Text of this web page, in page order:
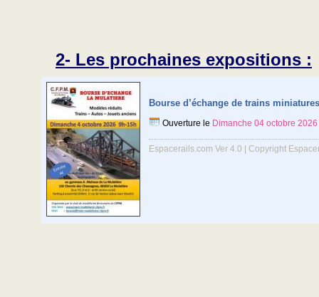
2- Les prochaines expositions :
Bourse d’échange de trains
Ouverture le Dimanche 04 octobre 2026
Espacerails.com Ver 4.0 | Copyright